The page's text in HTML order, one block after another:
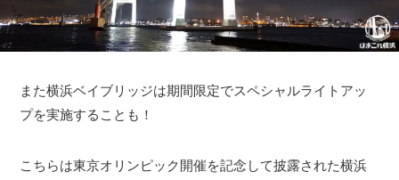
また横浜ベイブリッジは期間限定でスペシャルライトアッ
プを実施することも！
こちらは東京オリンピック開催を記念して披露された横浜